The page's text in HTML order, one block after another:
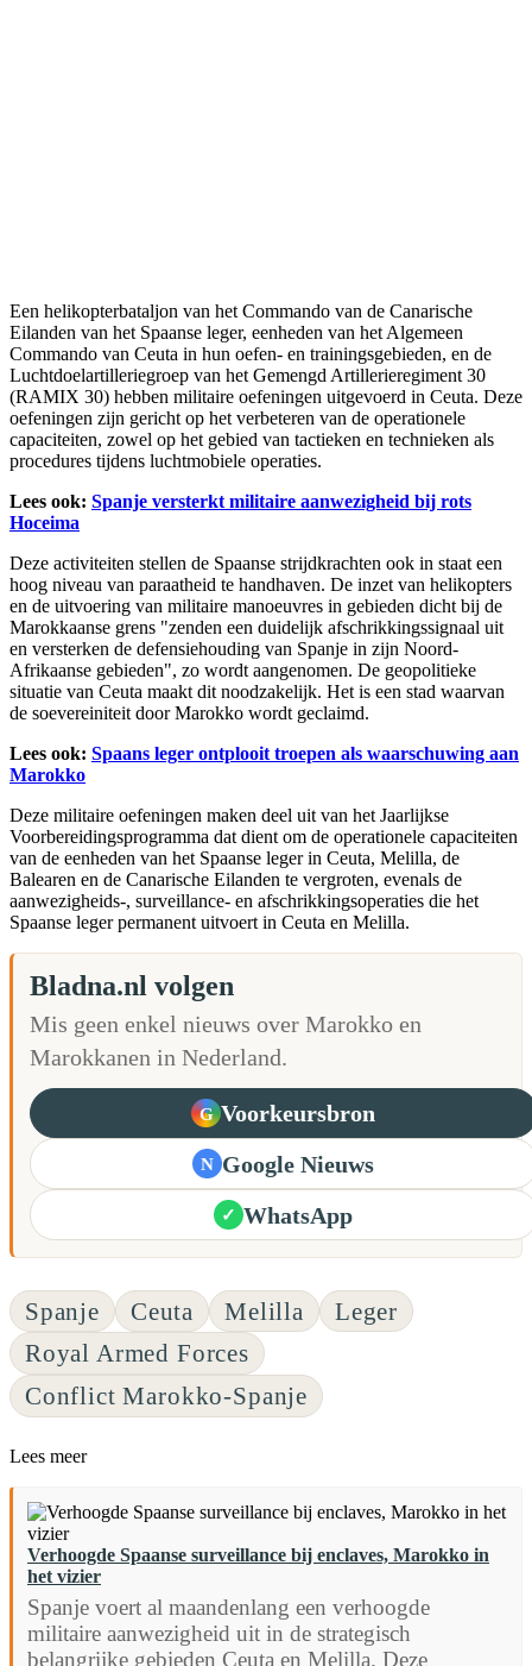
Een helikopterbataljon van het Commando van de Canarische
Eilanden van het Spaanse leger, eenheden van het Algemeen
Commando van Ceuta in hun oefen- en trainingsgebieden, en de
Luchtdoelartilleriegroep van het Gemengd Artillerieregiment 30
(RAMIX 30) hebben militaire oefeningen uitgevoerd in Ceuta. Deze
oefeningen zijn gericht op het verbeteren van de operationele
capaciteiten, zowel op het gebied van tactieken en technieken als
procedures tijdens luchtmobiele operaties.
Lees ook: Spanje versterkt militaire aanwezigheid bij rots
Hoceima
Deze activiteiten stellen de Spaanse strijdkrachten ook in staat een
hoog niveau van paraatheid te handhaven. De inzet van helikopters
en de uitvoering van militaire manoeuvres in gebieden dicht bij de
Marokkaanse grens "zenden een duidelijk afschrikkingssignaal uit
en versterken de defensiehouding van Spanje in zijn Noord-
Afrikaanse gebieden", zo wordt aangenomen. De geopolitieke
situatie van Ceuta maakt dit noodzakelijk. Het is een stad waarvan
de soevereiniteit door Marokko wordt geclaimd.
Lees ook: Spaans leger ontplooit troepen als waarschuwing aan
Marokko
Deze militaire oefeningen maken deel uit van het Jaarlijkse
Voorbereidingsprogramma dat dient om de operationele capaciteiten
van de eenheden van het Spaanse leger in Ceuta, Melilla, de
Balearen en de Canarische Eilanden te vergroten, evenals de
aanwezigheids-, surveillance- en afschrikkingsoperaties die het
Spaanse leger permanent uitvoert in Ceuta en Melilla.
Bladna.nl volgen
Mis geen enkel nieuws over Marokko en
Marokkanen in Nederland.
G Voorkeursbron
N Google Nieuws
✓ WhatsApp
Spanje Ceuta Melilla
Leger
Royal Armed Forces
Conflict Marokko-Spanje
Lees meer
Verhoogde Spaanse surveillance bij enclaves, Marokko in
het vizier
Spanje voert al maandenlang een verhoogde
militaire aanwezigheid uit in de strategisch
belangrijke gebieden Ceuta en Melilla. Deze